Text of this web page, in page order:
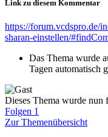
Link zu diesem Kommentar
https://forum.vcdspro.de/
sharan-einstellen/
Das Thema wurde
Tagen automatisch
Dieses Thema wurde nun
Folgen 1
Zur Themenübersicht